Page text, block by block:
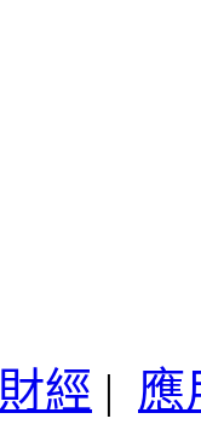
財經 | 應